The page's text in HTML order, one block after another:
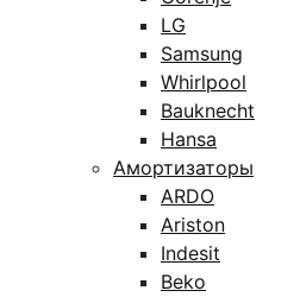
LG
Samsung
Whirlpool
Bauknecht
Hansa
Амортизаторы
ARDO
Ariston
Indesit
Beko